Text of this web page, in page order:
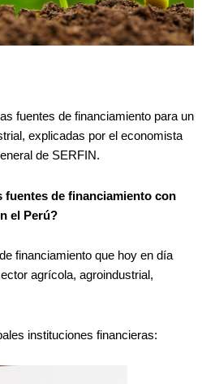
fuentes de financiamiento para un
explicadas por el economista
de SERFIN.
fuentes de financiamiento con
el Perú?
financiamiento que hoy en día
agrícola, agroindustrial,
instituciones financieras: